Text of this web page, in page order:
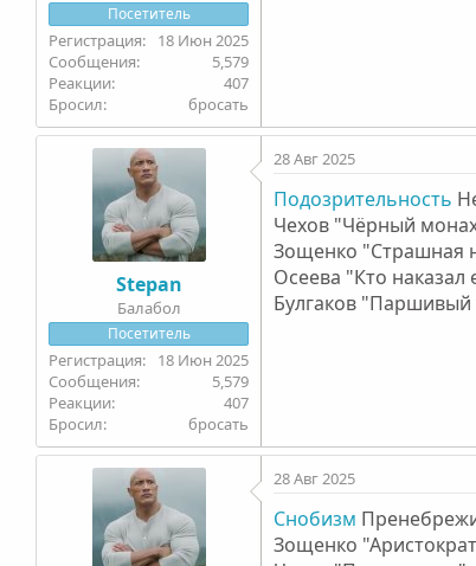
Посетитель
18 Июн 2025
5,579
407
Бросил
бросать
Stepan
Балабол
Посетитель
18 Июн 2025
5,579
407
Бросил
бросать
28 Авг 2025
Подозрительность
Чехов "Чёрный
Зощенко "Страшная
Осеева "Кто наказал
Булгаков "Паршивый
28 Авг 2025
Снобизм
Зощенко